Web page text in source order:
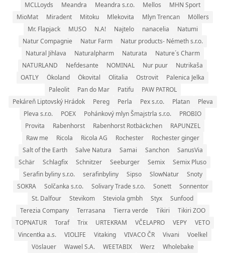
MCLLoyds
Meandra Meandra s.r.o. Mellos
MHN Sport
MioMat
Miradent Mitoku Mlekovita Mlyn Trencan
Möllers
Mr. Flapjack
MUSO N.A! Najtelo nanacelia
Natumi
Natur Compagnie
Natur Farm
Natur products- Németh s.r.o.
Natural Jihlava
Naturalpharm Naturata
Nature´s Charm
NATURLAND
Nefdesante NOMINAL Nur puur
Nutrikaša
OATLY
Ökoland Ökovital Olitalia Ostrovit
Palenica Jelka
Paleolit
Pan do Mar Patifu
PAW PATROL
Pekáreň Liptovský Hrádok
Pereg Perla Pex s.r.o. Platan
Pleva
Pleva s.r.o.
POEX Pohánkový mlyn Šmajstrla s.r.o.
PROBIO
Provita
Rabenhorst Rabenhorst Rotbäckchen
RAPUNZEL
Raw me
Ricola Ricola AG Rochester
Rochester ginger
Salt of the Earth
Salve Natura Samai Sanchon
SanusVia
Schär
Schlagfix Schnitzer Seeburger Semix
Semix Pluso
Serafin byliny s.r.o.
serafinbyliny Sipso SlowNatur
Snoty
SOKRA
Solčanka s.r.o. Solivary Trade s.r.o. Sonett
Sonnentor
St. Dalfour
Stevikom Steviola gmbh Styx
Sunfood
Terezia Company
Terrasana Tierra verde Tikiri
Tikiri ZOO
TOPNATUR
Toraf Trix URTEKRAM VČELAPRO VEPY
VETO
Vincentka a.s.
VIOLIFE Vitaking VIVACO ČR Vivani
Voelkel
Vöslauer
Wawel S.A. WEETABIX Werz
Wholebake